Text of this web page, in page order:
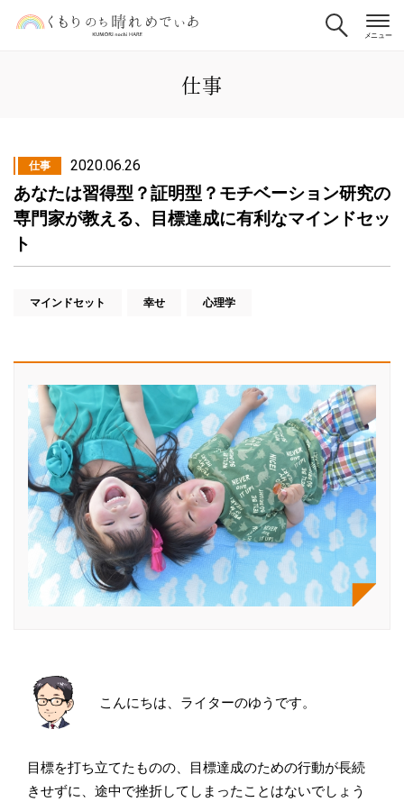
仕事
仕事 2020.06.26
あなたは習得型？証明型？モチベーション研究の
専門家が教える、目標達成に有利なマインドセッ
ト
マインドセット 幸せ 心理学
こんにちは、ライターのゆうです。
目標を打ち立てたものの、目標達成のための行動が長続
きせずに、途中で挫折してしまったことはないでしょう